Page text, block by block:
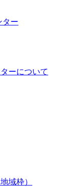
ーについて
域枠）